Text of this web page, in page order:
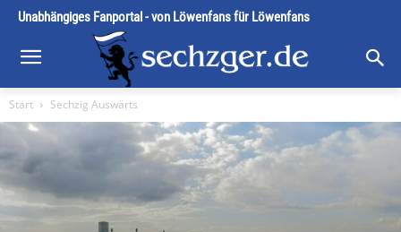
Unabhängiges Fanportal - von Löwenfans für Löwenfans
Start Sechzig Auswärts